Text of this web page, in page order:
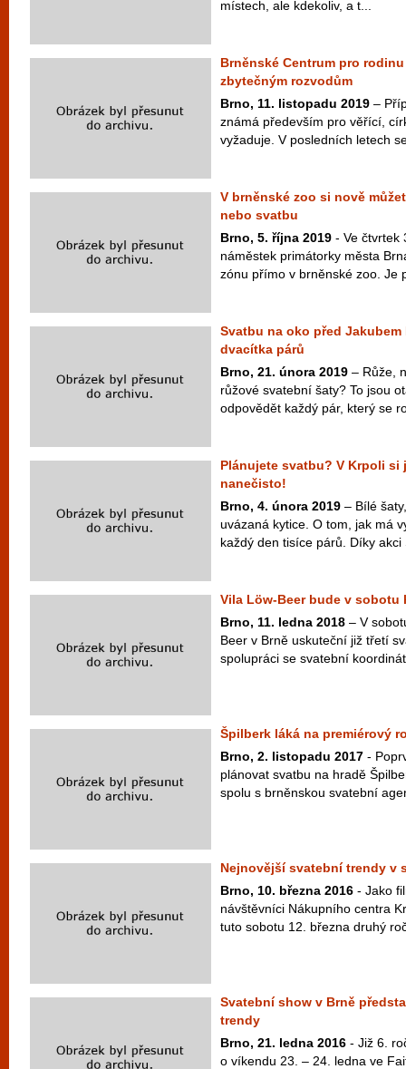
místech, ale kdekoliv, a t...
Brněnské Centrum pro
zbytečným rozvodům
Brno, 11. listopadu 2019 –
známá především pro věřící,
vyžaduje. V posledních letech
V brněnské zoo si nově
nebo svatbu
Brno, 5. října 2019 - Ve čtvrtek
náměstek primátorky města
zónu přímo v brněnské zoo. Je
Svatbu na oko před
dvacítka párů
Brno, 21. února 2019 – Růže,
růžové svatební šaty? To jsou
odpovědět každý pár, který se
Plánujete svatbu? V Krpoli si
nanečisto!
Brno, 4. února 2019 – Bílé
uvázaná kytice. O tom, jak má
každý den tisíce párů. Díky akci
Vila Löw-Beer bude v
Brno, 11. ledna 2018 – V
Beer v Brně uskuteční již třetí
spolupráci se svatební
Špilberk láká na premiérový
Brno, 2. listopadu 2017 -
plánovat svatbu na hradě
spolu s brněnskou svatební
Nejnovější svatební trendy v
Brno, 10. března 2016 - Jako
návštěvníci Nákupního centra
tuto sobotu 12. března druhý
Svatební show v Brně
trendy
Brno, 21. ledna 2016 - Již 6.
o víkendu 23. – 24. ledna ve